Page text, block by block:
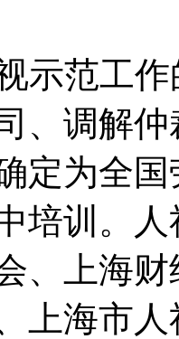
示范工作
、调解
定为全
培训。
、上海
上海市